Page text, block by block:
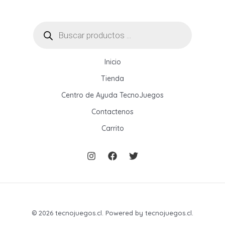
productos
Inicio
Tienda
Centro de Ayuda TecnoJuegos
Contactenos
Carrito
© 2026 tecnojuegos.cl. Powered by tecnojuegos.cl.